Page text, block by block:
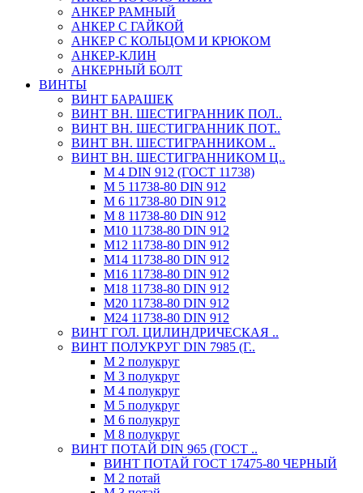
АНКЕР РАМНЫЙ
АНКЕР С ГАЙКОЙ
АНКЕР С КОЛЬЦОМ И КРЮКОМ
АНКЕР-КЛИН
АНКЕРНЫЙ БОЛТ
ВИНТЫ
ВИНТ БАРАШЕК
ВИНТ ВН. ШЕСТИГРАННИК ПОЛ..
ВИНТ ВН. ШЕСТИГРАННИК ПОТ..
ВИНТ ВН. ШЕСТИГРАННИКОМ ..
ВИНТ ВН. ШЕСТИГРАННИКОМ Ц..
М 4 DIN 912 (ГОСТ 11738)
М 5 11738-80 DIN 912
М 6 11738-80 DIN 912
М 8 11738-80 DIN 912
М10 11738-80 DIN 912
М12 11738-80 DIN 912
М14 11738-80 DIN 912
М16 11738-80 DIN 912
М18 11738-80 DIN 912
М20 11738-80 DIN 912
М24 11738-80 DIN 912
ВИНТ ГОЛ. ЦИЛИНДРИЧЕСКАЯ ..
ВИНТ ПОЛУКРУГ DIN 7985 (Г..
М 2 полукруг
М 3 полукруг
М 4 полукруг
М 5 полукруг
М 6 полукруг
М 8 полукруг
ВИНТ ПОТАЙ DIN 965 (ГОСТ ..
ВИНТ ПОТАЙ ГОСТ 17475-80 ЧЕРНЫЙ
М 2 потай